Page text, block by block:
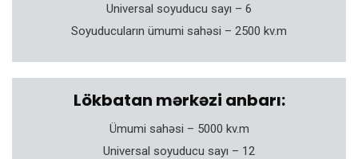
Universal soyuducu sayı – 6
Soyuducuların ümumi sahəsi – 2500 kv.m
Lökbatan mərkəzi anbarı:
Ümumi sahəsi – 5000 kv.m
Universal soyuducu sayı – 12